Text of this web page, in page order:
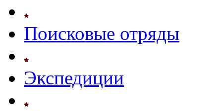
Поисковые отряды
Экспедиции